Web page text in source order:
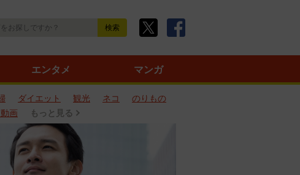
エンタメ マンガ
ダイエット 観光 ネコ
のりもの
画 もっと見る